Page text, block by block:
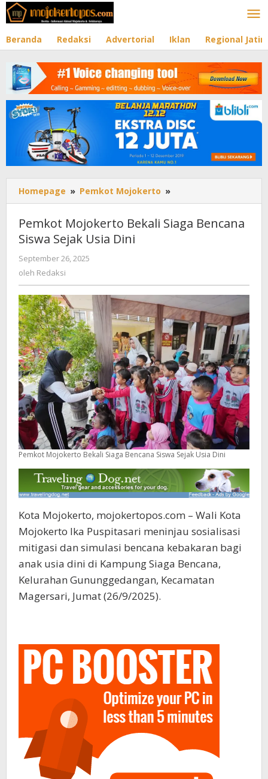
Lewati
ke
Beranda Redaksi Advertorial Iklan Regional Jatim
Homepage » Pemkot Mojokerto »
Mojokerto
Siaga
Pemkot Mojokerto Bekali Siaga Bencana
Siswa Sejak Usia Dini
September 26, 2025
oleh Redaksi
Pemkot Mojokerto Bekali Siaga Bencana Siswa Sejak Usia Dini
Kota Mojokerto, mojokertopos.com – Wali Kota
Mojokerto Ika Puspitasari meninjau sosialisasi
mitigasi dan simulasi bencana kebakaran bagi
anak usia dini di Kampung Siaga Bencana,
Kelurahan Gununggedangan, Kecamatan
Magersari, Jumat (26/9/2025).